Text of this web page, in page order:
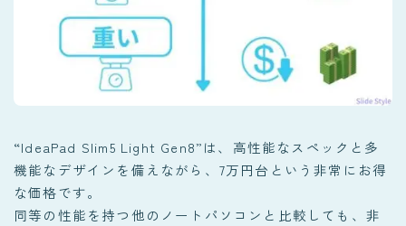
“IdeaPad Slim5 Light Gen8”は、高性能なスペックと多
機能なデザインを備えながら、7万円台という非常にお得
な価格です。
同等の性能を持つ他のノートパソコンと比較しても、非